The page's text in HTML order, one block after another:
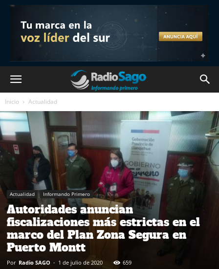
Inicio Actualidad
Actualidad Informando Primero
Autoridades anuncian
fiscalizaciones más estrictas en el
marco del Plan Zona Segura en
Puerto Montt
Por Radio SAGO - 1 de julio de 2020 659